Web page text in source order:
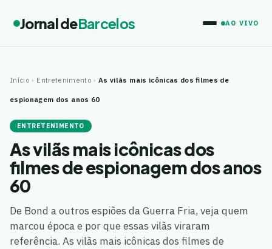
Jornal deBarcelos AO VIVO
Início › Entretenimento › As vilãs mais icônicas dos filmes de
espionagem dos anos 60
ENTRETENIMENTO
As vilãs mais icônicas dos
filmes de espionagem dos anos
60
De Bond a outros espiões da Guerra Fria, veja quem
marcou época e por que essas vilãs viraram
referência. As vilãs mais icônicas dos filmes de